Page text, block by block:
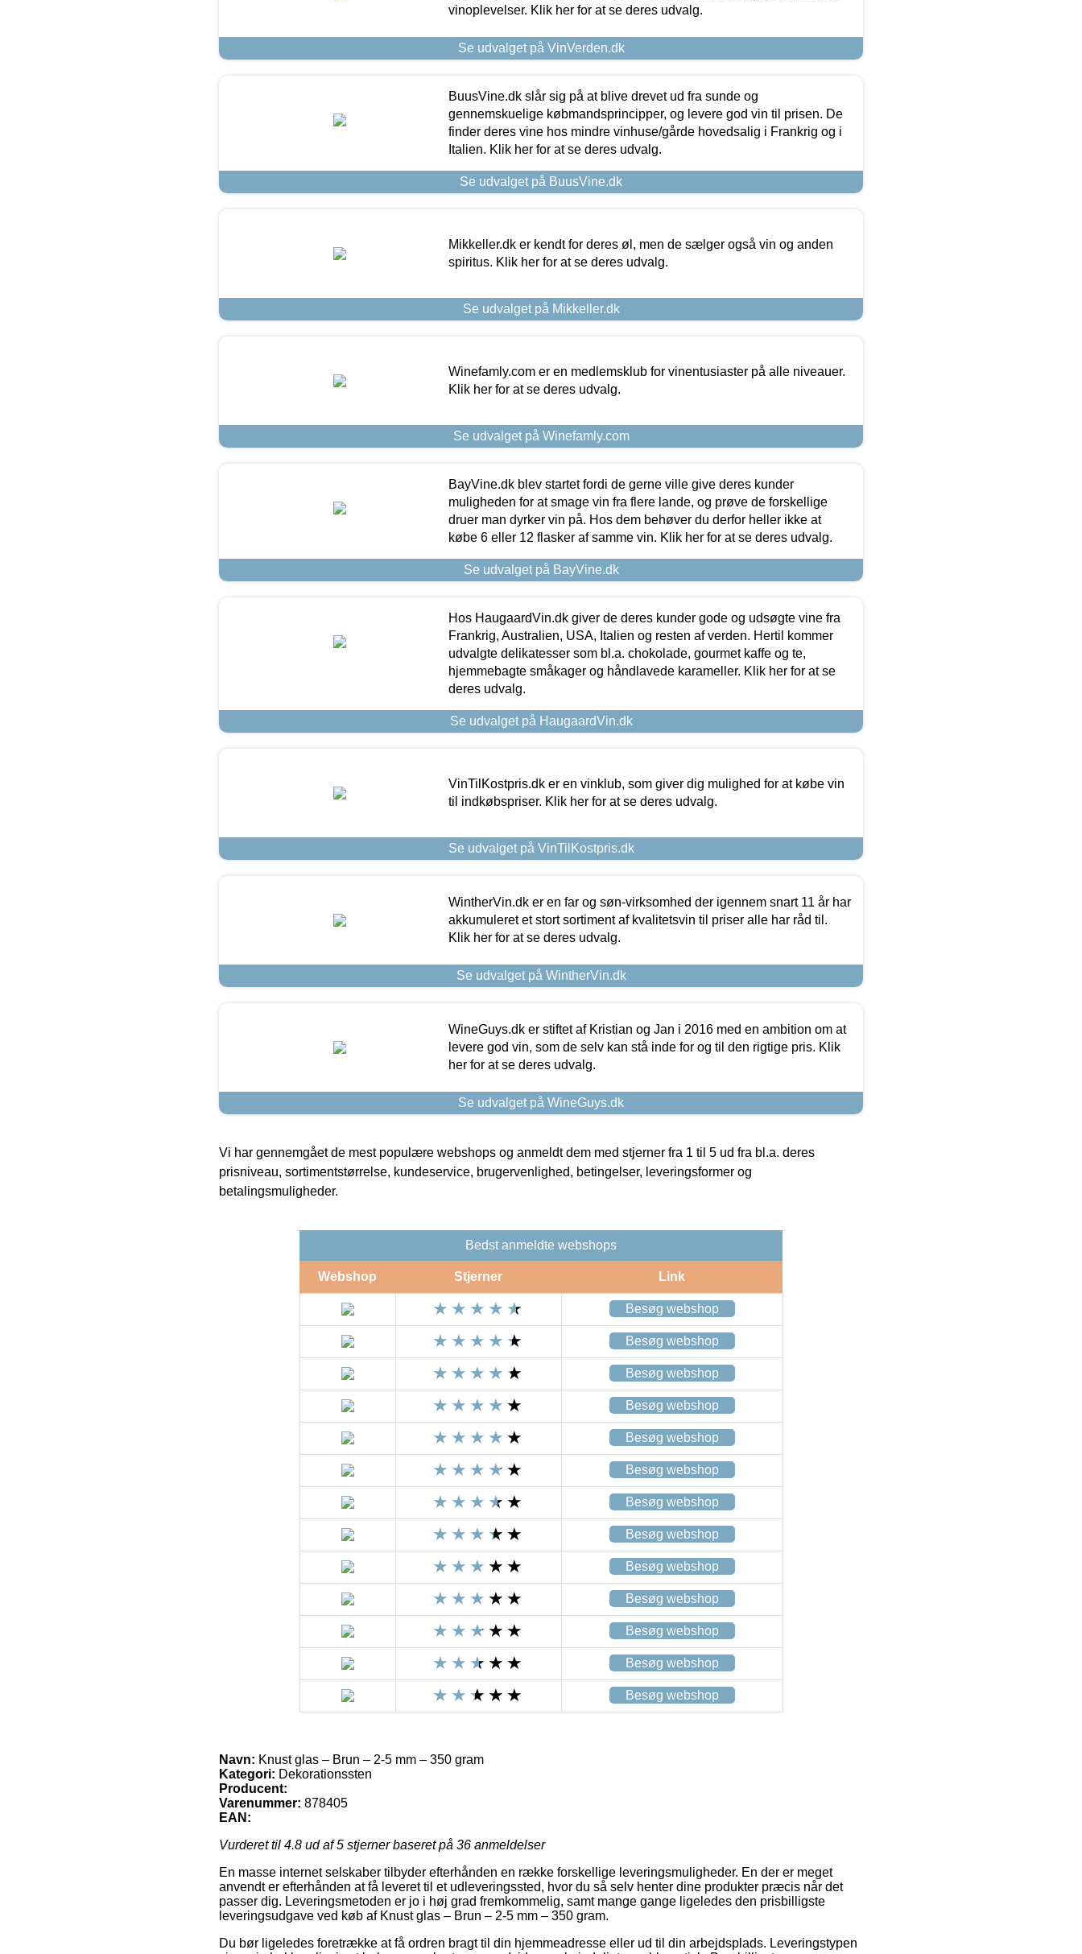
vinoplevelser. Klik her for at se deres udvalg.
Se udvalget på VinVerden.dk
BuusVine.dk slår sig på at blive drevet ud fra sunde og
gennemskuelige købmandsprincipper, og levere god vin til prisen. De
finder deres vine hos mindre vinhuse/gårde hovedsalig i Frankrig og i
Italien. Klik her for at se deres udvalg.
Se udvalget på BuusVine.dk
Mikkeller.dk er kendt for deres øl, men de sælger også vin og anden
spiritus. Klik her for at se deres udvalg.
Se udvalget på Mikkeller.dk
Winefamly.com er en medlemsklub for vinentusiaster på alle niveauer.
Klik her for at se deres udvalg.
Se udvalget på Winefamly.com
BayVine.dk blev startet fordi de gerne ville give deres kunder
muligheden for at smage vin fra flere lande, og prøve de forskellige
druer man dyrker vin på. Hos dem behøver du derfor heller ikke at
købe 6 eller 12 flasker af samme vin. Klik her for at se deres udvalg.
Se udvalget på BayVine.dk
Hos HaugaardVin.dk giver de deres kunder gode og udsøgte vine fra
Frankrig, Australien, USA, Italien og resten af verden. Hertil kommer
udvalgte delikatesser som bl.a. chokolade, gourmet kaffe og te,
hjemmebagte småkager og håndlavede karameller. Klik her for at se
deres udvalg.
Se udvalget på HaugaardVin.dk
VinTilKostpris.dk er en vinklub, som giver dig mulighed for at købe vin
til indkøbspriser. Klik her for at se deres udvalg.
Se udvalget på VinTilKostpris.dk
WintherVin.dk er en far og søn-virksomhed der igennem snart 11 år har
akkumuleret et stort sortiment af kvalitetsvin til priser alle har råd til.
Klik her for at se deres udvalg.
Se udvalget på WintherVin.dk
WineGuys.dk er stiftet af Kristian og Jan i 2016 med en ambition om at
levere god vin, som de selv kan stå inde for og til den rigtige pris. Klik
her for at se deres udvalg.
Se udvalget på WineGuys.dk
Vi har gennemgået de mest populære webshops og anmeldt dem med stjerner fra 1 til 5 ud fra bl.a. deres
prisniveau, sortimentstørrelse, kundeservice, brugervenlighed, betingelser, leveringsformer og
betalingsmuligheder.
Bedst anmeldte webshops
Webshop Stjerner Link
Besøg webshop
Besøg webshop
Besøg webshop
Besøg webshop
Besøg webshop
Besøg webshop
Besøg webshop
Besøg webshop
Besøg webshop
Besøg webshop
Besøg webshop
Besøg webshop
Besøg webshop
Navn: Knust glas – Brun – 2-5 mm – 350 gram
Kategori: Dekorationssten
Producent:
Varenummer: 878405
EAN:
Vurderet til 4.8 ud af 5 stjerner baseret på 36 anmeldelser
En masse internet selskaber tilbyder efterhånden en række forskellige leveringsmuligheder. En der er meget
anvendt er efterhånden at få leveret til et udleveringssted, hvor du så selv henter dine produkter præcis når det
passer dig. Leveringsmetoden er jo i høj grad fremkommelig, samt mange gange ligeledes den prisbilligste
leveringsudgave ved køb af Knust glas – Brun – 2-5 mm – 350 gram.
Du bør ligeledes foretrække at få ordren bragt til din hjemmeadresse eller ud til din arbejdsplads. Leveringstypen